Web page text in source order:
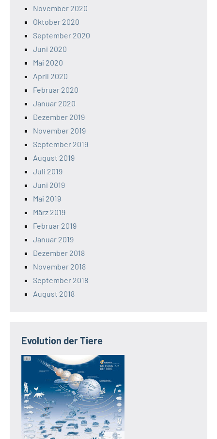
November 2020
Oktober 2020
September 2020
Juni 2020
Mai 2020
April 2020
Februar 2020
Januar 2020
Dezember 2019
November 2019
September 2019
August 2019
Juli 2019
Juni 2019
Mai 2019
März 2019
Februar 2019
Januar 2019
Dezember 2018
November 2018
September 2018
August 2018
Evolution der Tiere